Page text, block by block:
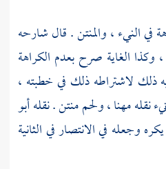
في النيء ، والمنتن . قال شارحه
وكذا الغاية صرح بعدم الكراهة
ذلك لاشتراطه ذلك في خطبته ،
نقلهمهنا، ولحم منتن . نقلهأبو
وجعله في الانتصار في الثانية